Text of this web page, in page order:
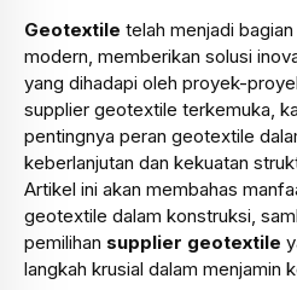
Geotextile telah menjadi
modern, memberikan solusi
yang dihadapi oleh proyek-
supplier geotextile terkemuka,
pentingnya peran geotextile
keberlanjutan dan kekuatan
Artikel ini akan membahas
geotextile dalam konstruksi,
pemilihan supplier geotextile
langkah krusial dalam menjamin